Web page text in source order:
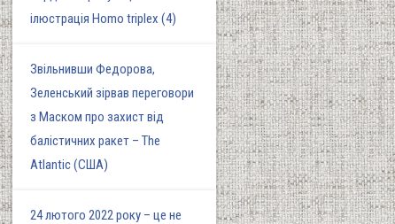
ілюстрація Homo triplex (4)
Звільнивши Федорова,
Зеленський зірвав переговори
з Маском про захист від
балістичних ракет – The
Atlantic (США)
24 лютого 2022 року – це не